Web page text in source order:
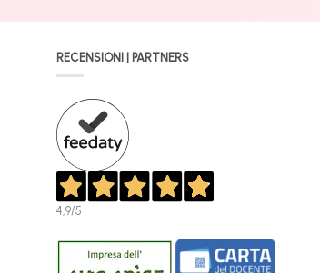
RECENSIONI | PARTNERS
4,9/5